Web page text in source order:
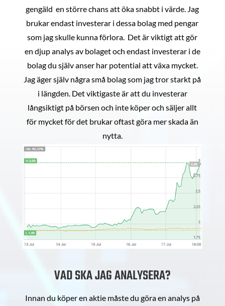
gengäld en större chans att öka snabbt i värde. Jag
brukar endast investerar i dessa bolag med pengar
som jag skulle kunna förlora. Det är viktigt att gör
en djup analys av bolaget och endast investerar i de
bolag du själv anser har potential att växa mycket.
Jag äger själv några små bolag som jag tror starkt på
i längden. Det viktigaste är att du investerar
långsiktigt på börsen och inte köper och säljer allt
för mycket för det brukar oftast göra mer skada än
nytta.
VAD SKA JAG ANALYSERA?
Innan du köper en aktie måste du göra en analys på